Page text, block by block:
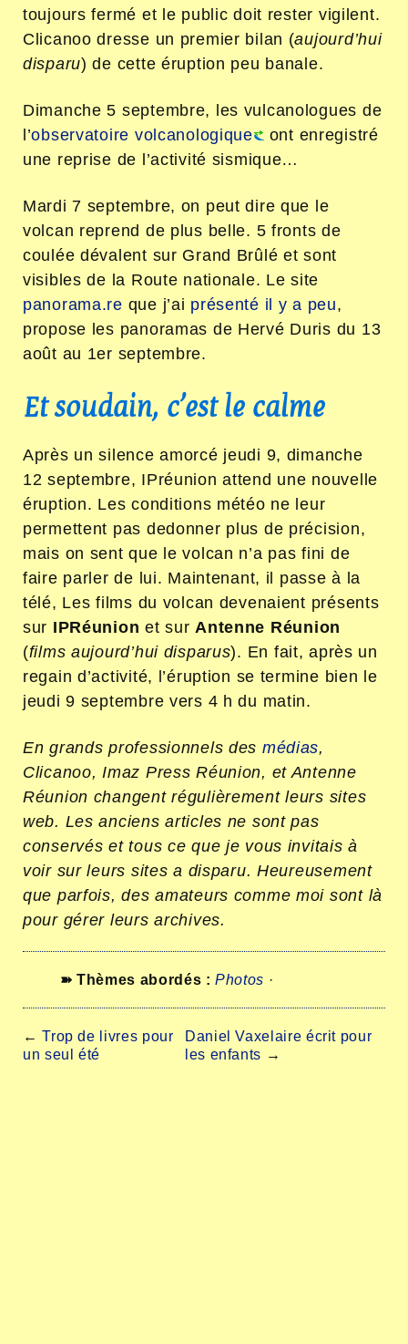
toujours fermé et le public doit rester vigilent.
Clicanoo dresse un premier bilan (aujourd’hui
disparu) de cette éruption peu banale.
Dimanche 5 septembre, les vulcanologues de
l’observatoire volcanologique
ont enregistré
une reprise de l’activité sismique…
Mardi 7 septembre, on peut dire que le
volcan reprend de plus belle. 5 fronts de
coulée dévalent sur Grand Brûlé et sont
visibles de la Route nationale. Le site
panorama.re que j’ai présenté il y a peu,
propose les panoramas de Hervé Duris du 13
août au 1er septembre.
Et soudain, c’est le calme
Après un silence amorcé jeudi 9, dimanche
12 septembre, IPréunion attend une nouvelle
éruption. Les conditions météo ne leur
permettent pas dedonner plus de précision,
mais on sent que le volcan n’a pas fini de
faire parler de lui. Maintenant, il passe à la
télé, Les films du volcan devenaient présents
sur IPRéunion et surAntenne Réunion
(films aujourd’hui disparus). En fait, après un
regain d’activité, l’éruption se termine bien le
jeudi 9 septembre vers 4 h du matin.
En grands professionnels des médias,
Clicanoo, Imaz Press Réunion, et Antenne
Réunion changent régulièrement leurs sites
web. Les anciens articles ne sont pas
conservés et tous ce que je vous invitais à
voir sur leurs sites a disparu. Heureusement
que parfois, des amateurs comme moi sont là
pour gérer leurs archives.
➽ Thèmes abordés : Photos ·
← Trop de livres pour
un seul été
Daniel Vaxelaire écrit pour
les enfants →